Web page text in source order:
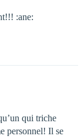
:ane:
qui triche
personnel! Il se